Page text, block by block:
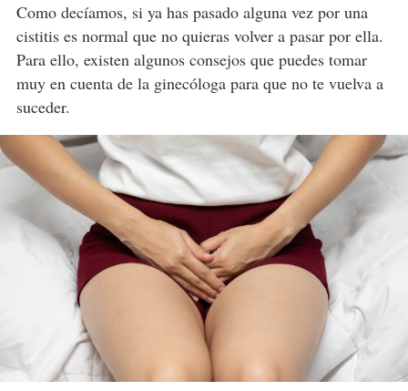
Como decíamos, si ya has pasado alguna vez por una
cistitis es normal que no quieras volver a pasar por ella.
Para ello, existen algunos consejos que puedes tomar
muy en cuenta de la ginecóloga para que no te vuelva a
suceder.